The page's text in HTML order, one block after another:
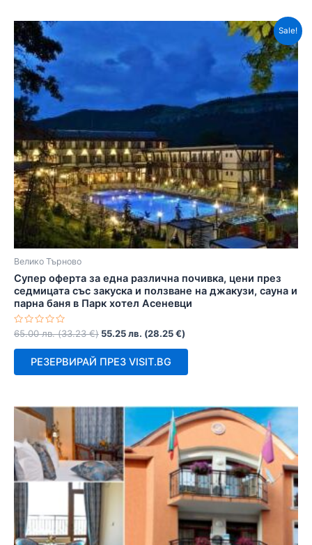
Sale!
Велико Търново
Супер оферта за една различна почивка, цени през
седмицата със закуска и ползване на джакузи, сауна и
парна баня в Парк хотел Асеневци
Оценено
с
0
65.00лв. (33.23€) 55.25лв. (28.25€)
РЕЗЕРВИРАЙ ПРЕЗ VISIT.BG